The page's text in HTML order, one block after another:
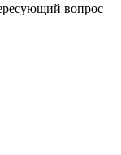
вопрос